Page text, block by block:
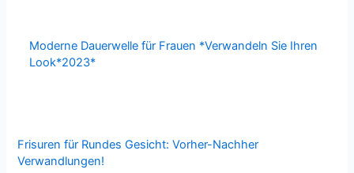
Moderne Dauerwelle für Frauen *Verwandeln Sie Ihren
Look*2023*
Frisuren für Rundes Gesicht: Vorher-Nachher
Verwandlungen!